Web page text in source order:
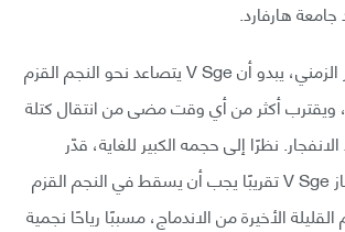
هارفارد.
بالنظر إلى هذا الإطار الزمني، يبدو أن V Sge يتصاعد نحو النجم القزم
ويقترب أكثر من أي وقت مضى من انتقال كتلة
نظرًا إلى حجمه الكبير للغاية، قدّر
المؤلفون أن جميع غاز V Sge تقريبًا يجب أن يسقط في النجم القزم
القليلة الأخيرة من الاندماج، مسببًا رياحًا نجمية